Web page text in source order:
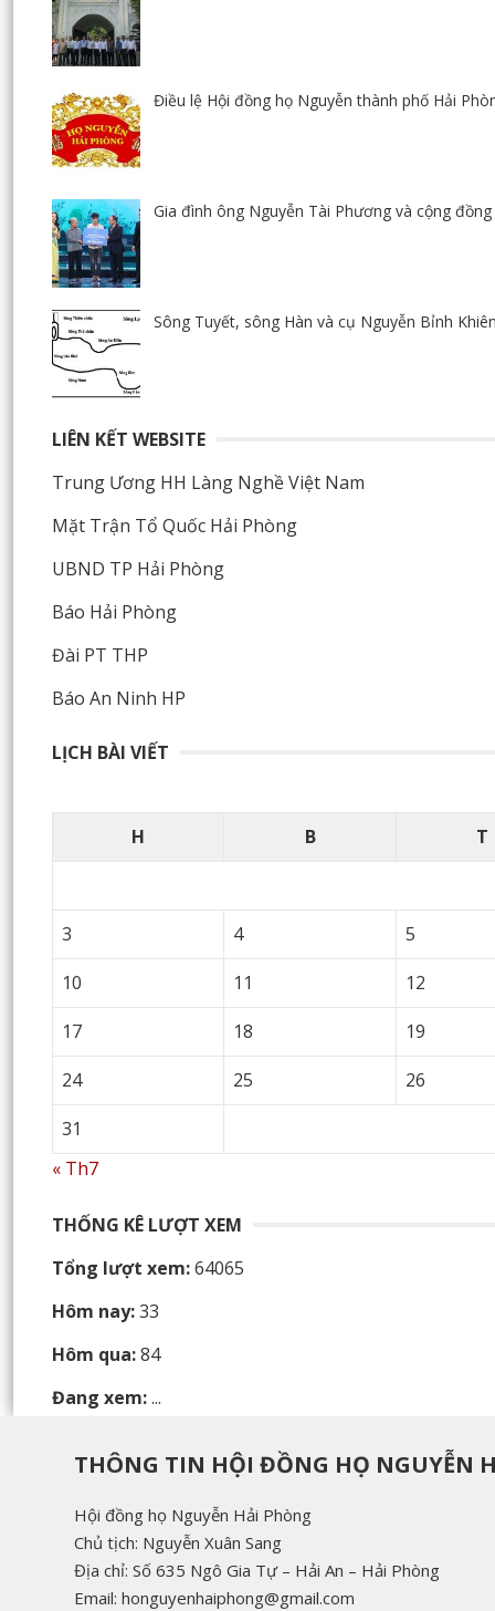
Điều lệ Hội đồng họ Nguyễn thành phố Hải
Gia đình ông Nguyễn Tài Phương và cộng
Sông Tuyết, sông Hàn và cụ Nguyễn Bỉnh
LIÊN KẾT WEBSITE
Trung Ương HH Làng Nghề Việt Nam
Mặt Trận Tổ Quốc Hải Phòng
UBND TP Hải Phòng
Báo Hải Phòng
Đài PT THP
Báo An Ninh HP
LỊCH BÀI VIẾT
H B T
3 4
5
10
11
12
17
18
19
24
25
26
31
« Th7
THỐNG KÊ LƯỢT XEM
Tổng lượt xem:64065
Hôm nay:33
Hôm qua:84
Đang xem:...
THÔNG TIN HỘI ĐỒNG HỌ NGUYỄN
Hội đồng họ Nguyễn Hải Phòng
Chủ tịch: Nguyễn Xuân Sang
Địa chỉ: Số 635 Ngô Gia Tự – Hải An – Hải Phòng
Email: honguyenhaiphong@gmail.com